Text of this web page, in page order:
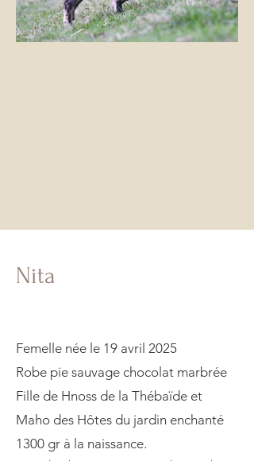
Nita
Femelle née le 19 avril 2025
Robe pie sauvage chocolat marbrée
Fille de Hnoss de la Thébaïde et
Maho des Hôtes du jardin enchanté
1300 gr à la naissance.